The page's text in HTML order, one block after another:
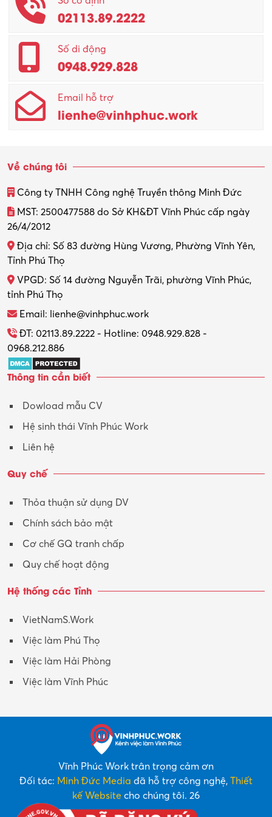
Promotion Girl (PG)
Quản lý – Giám đốc
Quản lý chất lượng – QC
Quản lý sản xuất
Quản trị kinh doanh
Thiết kế nội thất
Thợ máy – Ô tô – Xe máy
Thực tập
Tổ chức sự kiện – Quà tặng
Trợ lý
Tư vấn
Tư vấn – Kiến trúc
Y tế-Dược
02113.89.2222
Số di động
0948.929.828
Email hỗ trợ
lienhe@vinhphuc.work
Về chúng tôi
Công ty TNHH Công nghệ Truyền thông Minh Đức
MST: 2500477588 do Sở KH&ĐT Vĩnh Phúc cấp ngày
26/4/2012
Địa chỉ: Số 83 đường Hùng Vương, Phường Vĩnh Yên,
Tỉnh Phú Thọ
VPGD: Số 14 đường Nguyễn Trãi, phường Vĩnh Phúc,
tỉnh Phú Thọ
Email: lienhe@vinhphuc.work
ĐT: 02113.89.2222 - Hotline: 0948.929.828 -
0968.212.886
Thông tin cần biết
Dowload mẫu CV
Hệ sinh thái Vĩnh Phúc Work
Liên hệ
Quy chế
Thỏa thuận sử dụng DV
Chính sách bảo mật
Cơ chế GQ tranh chấp
Quy chế hoạt động
Hệ thống các Tỉnh
VietNamS.Work
Việc làm Phú Thọ
Việc làm Hải Phòng
Việc làm Vĩnh Phúc
Vĩnh Phúc Work trân trọng cảm ơn
Đối tác: Minh Đức Media đã hỗ trợ công nghệ, Thiết
kế Website cho chúng tôi. 26